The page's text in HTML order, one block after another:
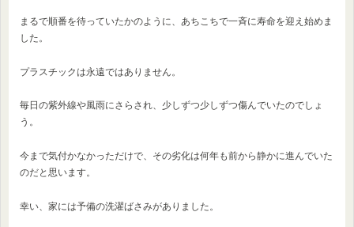
まるで順番を待っていたかのように、あちこちで一斉に寿命を迎え始めま
した。
プラスチックは永遠ではありません。
毎日の紫外線や風雨にさらされ、少しずつ少しずつ傷んでいたのでしょ
う。
今まで気付かなかっただけで、その劣化は何年も前から静かに進んでいた
のだと思います。
幸い、家には予備の洗濯ばさみがありました。